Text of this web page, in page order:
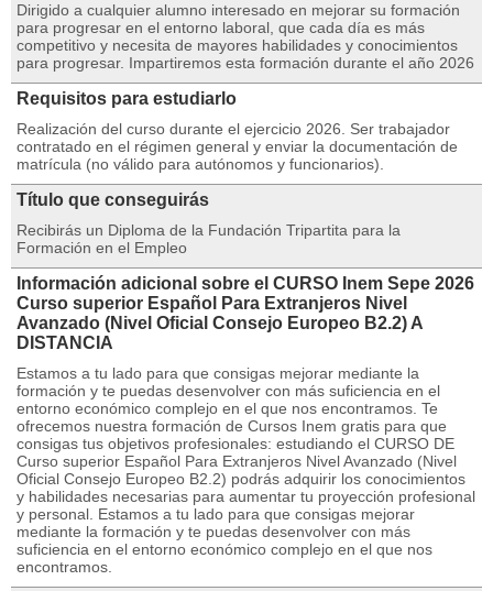
Dirigido a cualquier alumno interesado en mejorar su formación
para progresar en el entorno laboral, que cada día es más
competitivo y necesita de mayores habilidades y conocimientos
para progresar. Impartiremos esta formación durante el año 2026
Requisitos para estudiarlo
Realización del curso durante el ejercicio 2026. Ser trabajador
contratado en el régimen general y enviar la documentación de
matrícula (no válido para autónomos y funcionarios).
Título que conseguirás
Recibirás un Diploma de la Fundación Tripartita para la
Formación en el Empleo
Información adicional sobre el CURSO Inem Sepe 2026
Curso superior Español Para Extranjeros Nivel
Avanzado (Nivel Oficial Consejo Europeo B2.2) A
DISTANCIA
Estamos a tu lado para que consigas mejorar mediante la
formación y te puedas desenvolver con más suficiencia en el
entorno económico complejo en el que nos encontramos. Te
ofrecemos nuestra formación de Cursos Inem gratis para que
consigas tus objetivos profesionales: estudiando el CURSO DE
Curso superior Español Para Extranjeros Nivel Avanzado (Nivel
Oficial Consejo Europeo B2.2) podrás adquirir los conocimientos
y habilidades necesarias para aumentar tu proyección profesional
y personal. Estamos a tu lado para que consigas mejorar
mediante la formación y te puedas desenvolver con más
suficiencia en el entorno económico complejo en el que nos
encontramos.